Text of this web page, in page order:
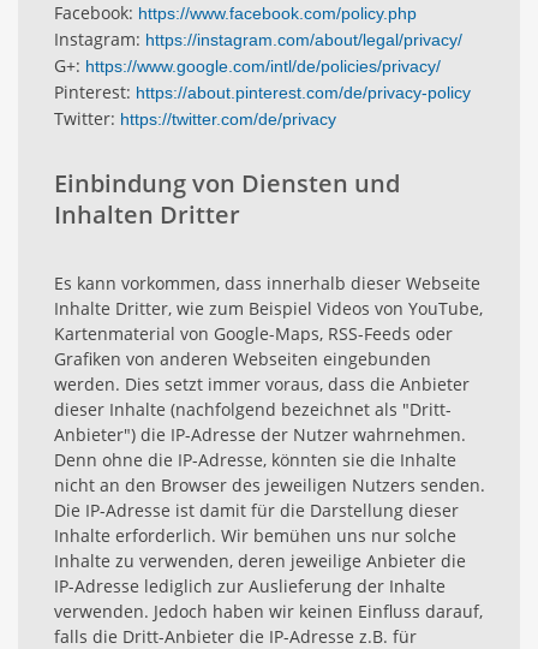
Facebook: https://www.facebook.com/policy.php
Instagram: https://instagram.com/about/legal/privacy/
G+: https://www.google.com/intl/de/policies/privacy/
Pinterest: https://about.pinterest.com/de/privacy-policy
Twitter: https://twitter.com/de/privacy
Einbindung von Diensten und
Inhalten Dritter
Es kann vorkommen, dass innerhalb dieser Webseite
Inhalte Dritter, wie zum Beispiel Videos von YouTube,
Kartenmaterial von Google-Maps, RSS-Feeds oder
Grafiken von anderen Webseiten eingebunden
werden. Dies setzt immer voraus, dass die Anbieter
dieser Inhalte (nachfolgend bezeichnet als "Dritt-
Anbieter") die IP-Adresse der Nutzer wahrnehmen.
Denn ohne die IP-Adresse, könnten sie die Inhalte
nicht an den Browser des jeweiligen Nutzers senden.
Die IP-Adresse ist damit für die Darstellung dieser
Inhalte erforderlich. Wir bemühen uns nur solche
Inhalte zu verwenden, deren jeweilige Anbieter die
IP-Adresse lediglich zur Auslieferung der Inhalte
verwenden. Jedoch haben wir keinen Einfluss darauf,
falls die Dritt-Anbieter die IP-Adresse z.B. für